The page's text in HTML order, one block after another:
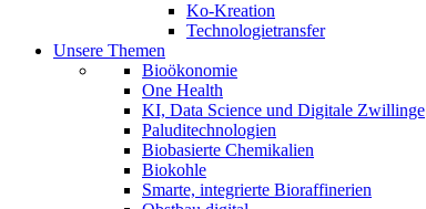
Ko-Kreation
Technologietransfer
Unsere Themen
Bioökonomie
One Health
KI, Data Science und Digitale Zwillinge
Paluditechnologien
Biobasierte Chemikalien
Biokohle
Smarte, integrierte Bioraffinerien